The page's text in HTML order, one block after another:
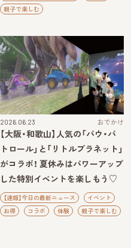
親子で楽しむ
2026.06.23 おでかけ
【大阪・和歌山】人気の「パウ・パ
トロール」と「リトルプラネット」
がコラボ！ 夏休みはパワーアップ
した特別イベントを楽しもう♡
【速報】今日の最新ニュース
イベント
お得
コラボ 体験 親子で楽しむ